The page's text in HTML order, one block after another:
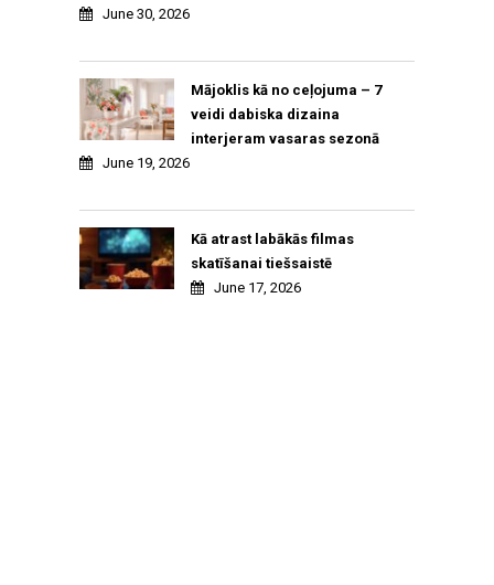
June 30, 2026
Mājoklis kā no ceļojuma – 7
veidi dabiska dizaina
interjeram vasaras sezonā
June 19, 2026
Kā atrast labākās filmas
skatīšanai tiešsaistē
June 17, 2026